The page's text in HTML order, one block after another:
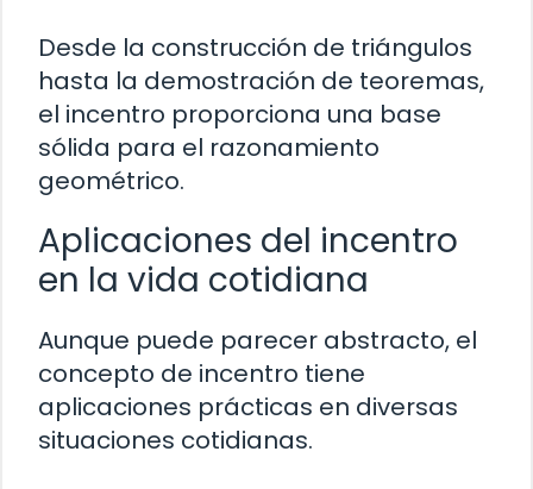
Desde la construcción de triángulos
hasta la demostración de teoremas,
el incentro proporciona una base
sólida para el razonamiento
geométrico.
Aplicaciones del incentro
en la vida cotidiana
Aunque puede parecer abstracto, el
concepto de incentro tiene
aplicaciones prácticas en diversas
situaciones cotidianas.